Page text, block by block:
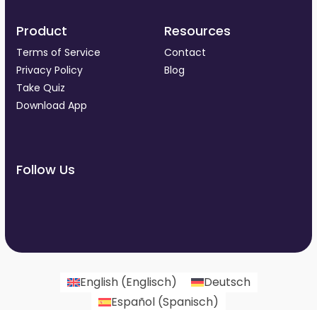
Product
Terms of Service
Privacy Policy
Take Quiz
Download App
Resources
Contact
Blog
Follow Us
English(Englisch)
Deutsch
Español (Spanisch)